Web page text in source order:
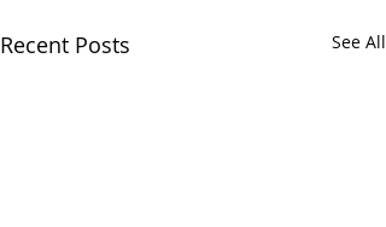
Recent Posts See All